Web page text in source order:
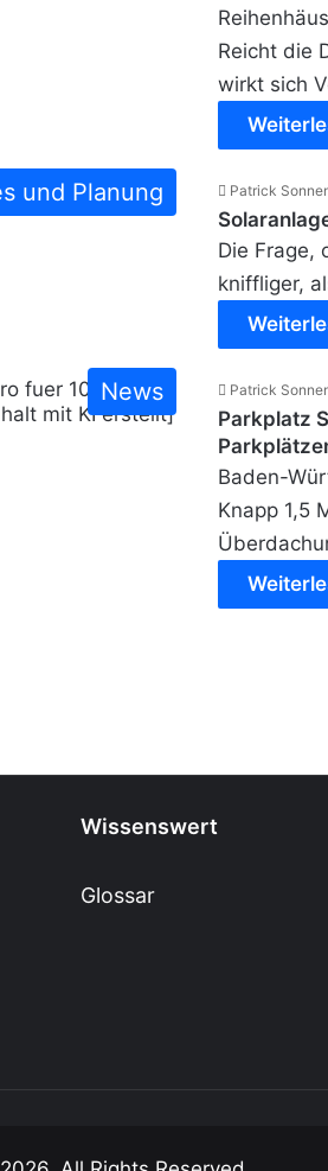
Reicht die
wirkt sich
und Planung Patrick
Die Frage,
kniffliger,
News Patrick
Parkplatz
Baden-
Knapp 1,5
Wissenswert
Glossar